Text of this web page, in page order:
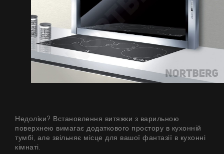
Недоліки? Встановлення витяжки з варильною
поверхнею вимагає додаткового простору в кухонній
тумбі, але звільняє місце для вашої фантазії в кухонні
кімнаті.